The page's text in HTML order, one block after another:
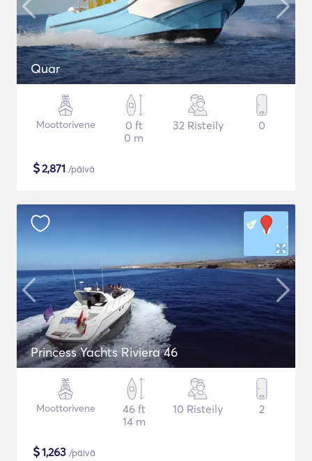
Quar
Moottorivene
0 ft
0 m
32 Risteily 0
$2,871 /päivä
Princess Yachts Riviera 46
Moottorivene
46 ft
14 m
10 Risteily 2
$1,263 /päivä